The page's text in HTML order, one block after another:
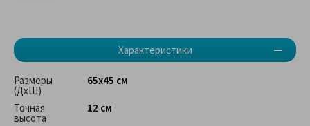
Характеристики
Размеры
(ДхШ)
65х45 см
Точная
высота
12 см